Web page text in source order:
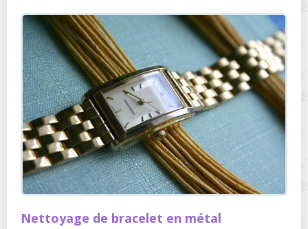
Nettoyage de bracelet en métal